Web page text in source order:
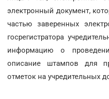
электронный документ,
частью заверенных
госрегистратора
информацию о
описание штампов для
отметок на учредительных